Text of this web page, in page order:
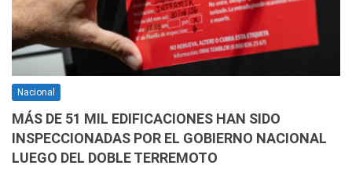
Nacional
MÁS DE 51 MIL EDIFICACIONES HAN SIDO
INSPECCIONADAS POR EL GOBIERNO NACIONAL
LUEGO DEL DOBLE TERREMOTO